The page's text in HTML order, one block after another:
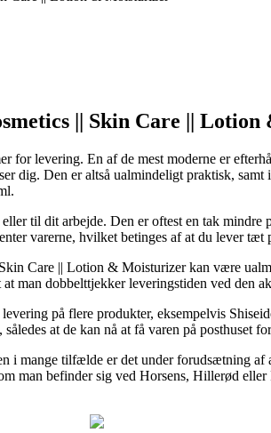
|| Skin Care ||
for levering. En af de mest moderne er
dig. Den er altså ualmindeligt praktisk,
til dit arbejde. Den er oftest en tak
varerne, hvilket betinges af at du lever tæt
Care || Lotion & Moisturizer kan være
man dobbelttjekker leveringstiden ved den
på flere produkter, eksempelvis
at de kan nå at få varen på posthuset
i mange tilfælde er det under forudsætning af
man befinder sig ved Horsens, Hillerød